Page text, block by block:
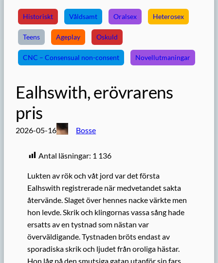
Historiskt Våldsamt Oralsex Heterosex
Teens Ageplay Oskuld
CNC – Consensual non-consent Novellutmaningar
Ealhswith, erövrarens
pris
2026-05-16 Bosse
Antal läsningar: 1 136
Lukten av rök och våt jord var det första
Ealhswith registrerade när medvetandet sakta
återvände. Slaget över hennes nacke värkte men
hon levde. Skrik och klingornas vassa sång hade
ersatts av en tystnad som nästan var
överväldigande. Tystnaden bröts endast av
sporadiska skrik och ljudet från oroliga hästar.
Hon låg på den smutsiga gatan utanför sin fars